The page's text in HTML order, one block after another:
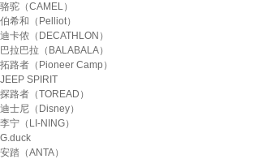
骆驼（CAMEL）
伯希和（Pelliot）
迪卡侬（DECATHLON）
巴拉巴拉（BALABALA）
拓路者（Pioneer Camp）
JEEP SPIRIT
探路者（TOREAD）
迪士尼（Disney）
李宁（LI-NING）
G.duck
安踏（ANTA）